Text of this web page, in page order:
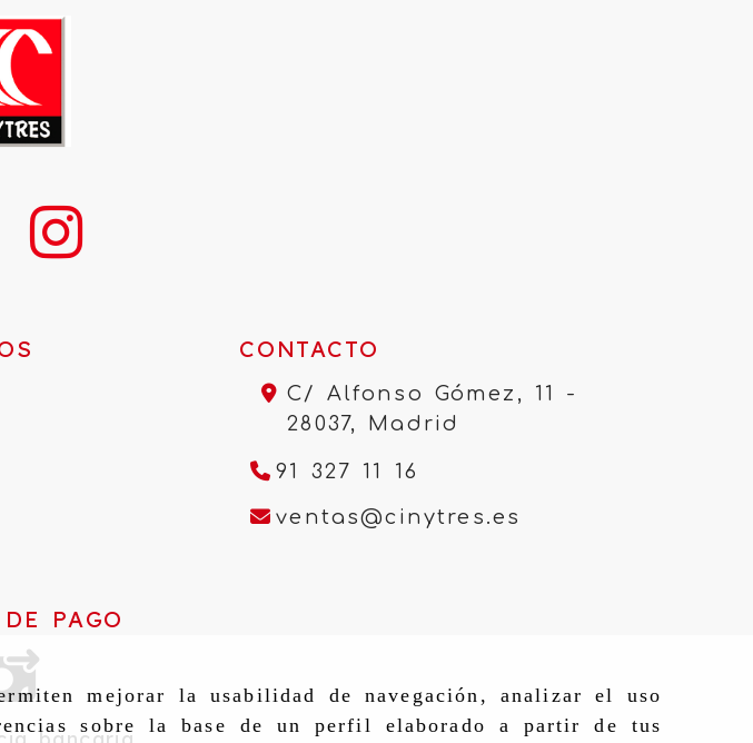
mejorar la usabilidad de navegación, analizar el uso
sobre la base de un perfil elaborado a partir de tus
CONTACTO
C/ Alfonso Gómez, 11 -
28037, Madrid
91 327 11 16
ventas cinytres.es
PAGO